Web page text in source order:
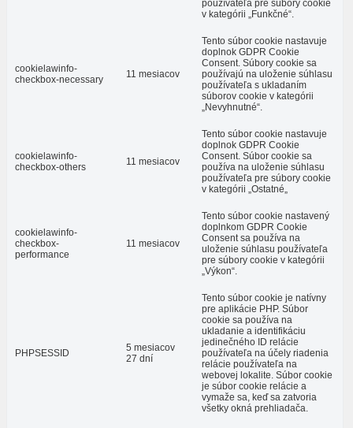
používateľa pre súbory cookie
v kategórii „Funkčné“.
cookielawinfo-
checkbox-necessary
11 mesiacov
Tento súbor cookie nastavuje
doplnok GDPR Cookie
Consent. Súbory cookie sa
používajú na uloženie súhlasu
používateľa s ukladaním
súborov cookie v kategórii
„Nevyhnutné“.
cookielawinfo-
checkbox-others
11 mesiacov
Tento súbor cookie nastavuje
doplnok GDPR Cookie
Consent. Súbor cookie sa
používa na uloženie súhlasu
používateľa pre súbory cookie
v kategórii „Ostatné„
cookielawinfo-
checkbox-
performance
11 mesiacov
Tento súbor cookie nastavený
doplnkom GDPR Cookie
Consent sa používa na
uloženie súhlasu používateľa
pre súbory cookie v kategórii
„Výkon“.
PHPSESSID
5 mesiacov
27 dní
Tento súbor cookie je natívny
pre aplikácie PHP. Súbor
cookie sa používa na
ukladanie a identifikáciu
jedinečného ID relácie
používateľa na účely riadenia
relácie používateľa na
webovej lokalite. Súbor cookie
je súbor cookie relácie a
vymaže sa, keď sa zatvoria
všetky okná prehliadača.